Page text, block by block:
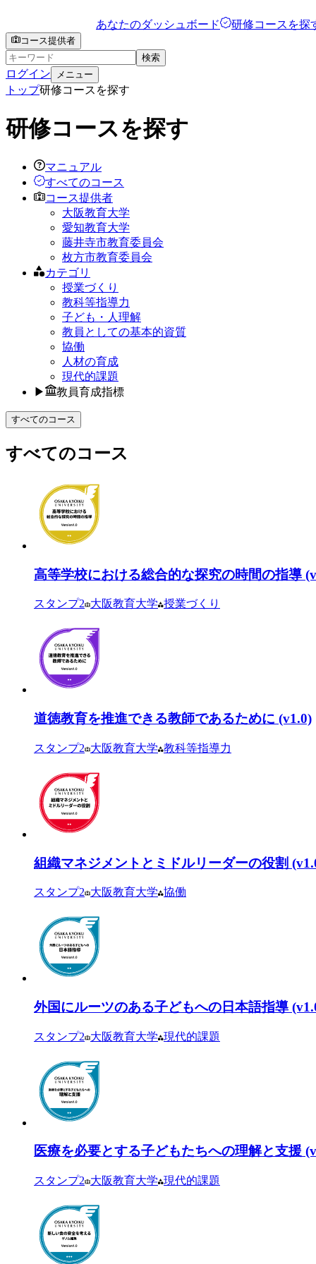
あなたのダッシュボード 研修コースを探
コース提供者
検索
ログイン メニュー
トップ研修コースを探す
研修コースを探す
マニュアル
すべてのコース
コース提供者
大阪教育大学
愛知教育大学
藤井寺市教育委員会
枚方市教育委員会
カテゴリ
授業づくり
教科等指導力
子ども・人理解
教員としての基本的資質
協働
人材の育成
現代的課題
▶
教員育成指標
すべてのコース
すべてのコース
高等学校における総合的な探究の時間の指導
スタンプ2 大阪教育大学 授業づくり
道徳教育を推進できる教師であるために (v1.0)
スタンプ2 大阪教育大学 教科等指導力
組織マネジメントとミドルリーダーの役割
スタンプ2 大阪教育大学 協働
外国にルーツのある子どもへの日本語指導
スタンプ2 大阪教育大学 現代的課題
医療を必要とする子どもたちへの理解と支援
スタンプ2 大阪教育大学 現代的課題